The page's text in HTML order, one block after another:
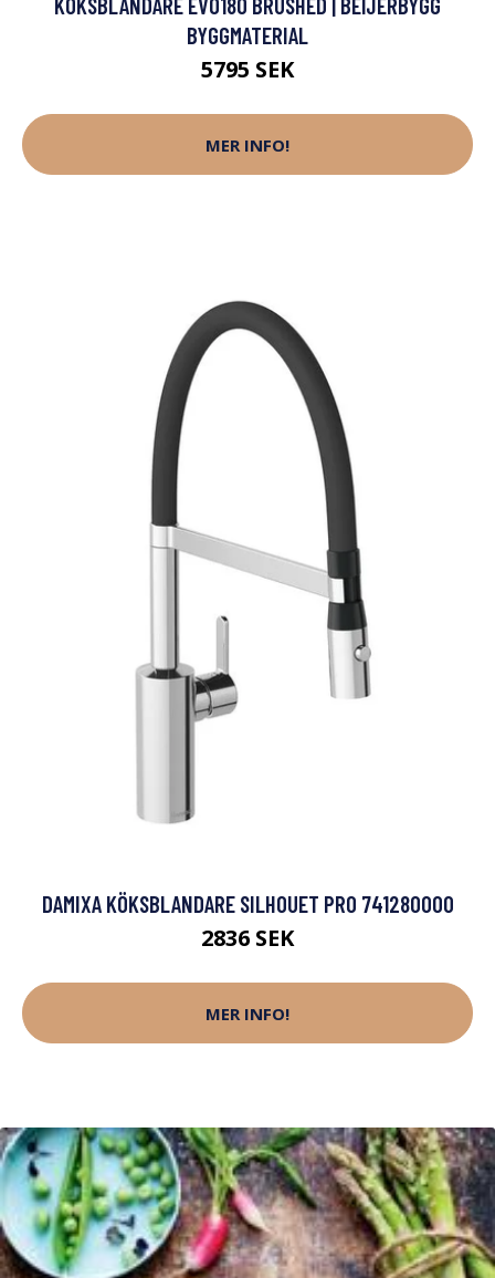
BYGGMATERIAL
5795 SEK
MER INFO!
DAMIXA KÖKSBLANDARE SILHOUET PRO 741280000
2836 SEK
MER INFO!